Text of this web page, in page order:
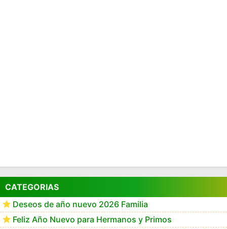
CATEGORIAS
Deseos de año nuevo 2026 Familia
Feliz Año Nuevo para Hermanos y Primos